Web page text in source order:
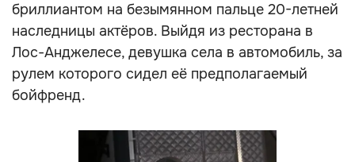
бриллиантом на безымянном пальце 20-летней
наследницы актёров. Выйдя из ресторана в
Лос-Анджелесе, девушка села в автомобиль, за
рулем которого сидел её предполагаемый
бойфренд.